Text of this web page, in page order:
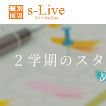
２学期のス